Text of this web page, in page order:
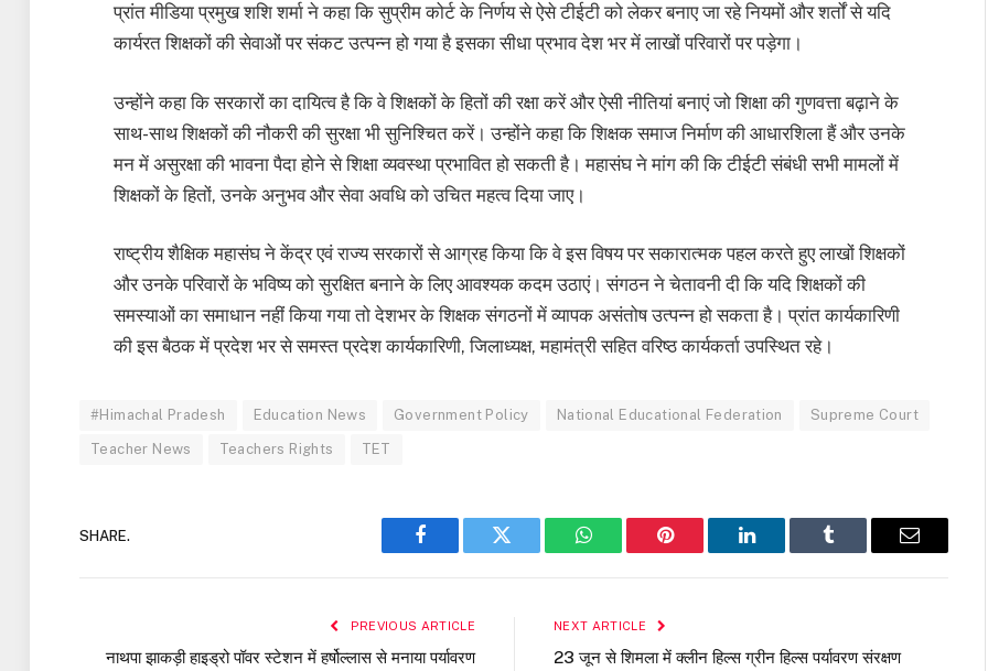
प्रांत मीडिया प्रमुख शशि शर्मा ने कहा कि सुप्रीम कोर्ट के निर्णय से ऐसे टीईटी को लेकर बनाए जा रहे नियमों और शर्तों से यदि
कार्यरत शिक्षकों की सेवाओं पर संकट उत्पन्न हो गया है इसका सीधा प्रभाव देश भर में लाखों परिवारों पर पड़ेगा।
उन्होंने कहा कि सरकारों का दायित्व है कि वे शिक्षकों के हितों की रक्षा करें और ऐसी नीतियां बनाएं जो शिक्षा की गुणवत्ता बढ़ाने के
साथ-साथ शिक्षकों की नौकरी की सुरक्षा भी सुनिश्चित करें। उन्होंने कहा कि शिक्षक समाज निर्माण की आधारशिला हैं और उनके
मन में असुरक्षा की भावना पैदा होने से शिक्षा व्यवस्था प्रभावित हो सकती है। महासंघ ने मांग की कि टीईटी संबंधी सभी मामलों में
शिक्षकों के हितों, उनके अनुभव और सेवा अवधि को उचित महत्व दिया जाए।
राष्ट्रीय शैक्षिक महासंघ ने केंद्र एवं राज्य सरकारों से आग्रह किया कि वे इस विषय पर सकारात्मक पहल करते हुए लाखों शिक्षकों
और उनके परिवारों के भविष्य को सुरक्षित बनाने के लिए आवश्यक कदम उठाएं। संगठन ने चेतावनी दी कि यदि शिक्षकों की
समस्याओं का समाधान नहीं किया गया तो देशभर के शिक्षक संगठनों में व्यापक असंतोष उत्पन्न हो सकता है। प्रांत कार्यकारिणी
की इस बैठक में प्रदेश भर से समस्त प्रदेश कार्यकारिणी, जिलाध्यक्ष, महामंत्री सहित वरिष्ठ कार्यकर्ता उपस्थित रहे।
#Himachal Pradesh Education News Government Policy National Educational Federation Supreme Court
Teacher News Teachers Rights TET
SHARE.
Facebook Twitter WhatsAppPinterest LinkedIn Tumblr Email
PREVIOUS ARTICLE
नाथपा झाकड़ी हाइड्रो पॉवर स्टेशन में हर्षोल्लास से मनाया पर्यावरण
NEXT ARTICLE
23 जून से शिमला में क्लीन हिल्स ग्रीन हिल्स पर्यावरण संरक्षण